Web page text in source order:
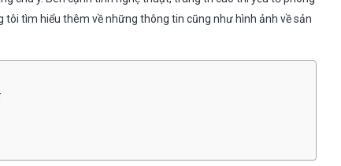
tìm hiểu thêm về những thông tin cũng như hình ảnh về sản